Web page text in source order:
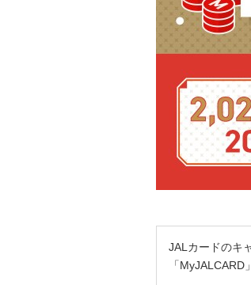
JALカードのキ
「